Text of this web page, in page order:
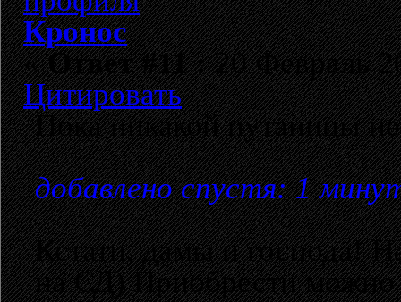
Кронос
«Ответ #11 :20 Февраль
Цитировать
Пока никакой путаницы
добавлено спустя: 1
Кстати, дамы и господа!
на СД) Приобрести можно